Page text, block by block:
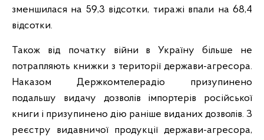
зменшилася на 59,3 відсотки, тиражі впали на 68,4
відсотки.
Також від початку війни в Україну більше не
потрапляють книжки з території держави-агресора.
Наказом Держкомтелерадіо призупинено
подальшу видачу дозволів імпортерів російської
книги і призупинено дію раніше виданих дозволів. З
реєстру видавничої продукції держави-агресора,